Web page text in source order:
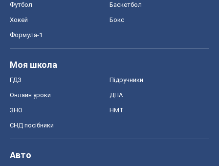
Футбол Баскетбол
Хокей Бокс
Формула-1
Моя школа
ГДЗ Підручники
Онлайн уроки ДПА
ЗНО НМТ
СНД посібники
Авто